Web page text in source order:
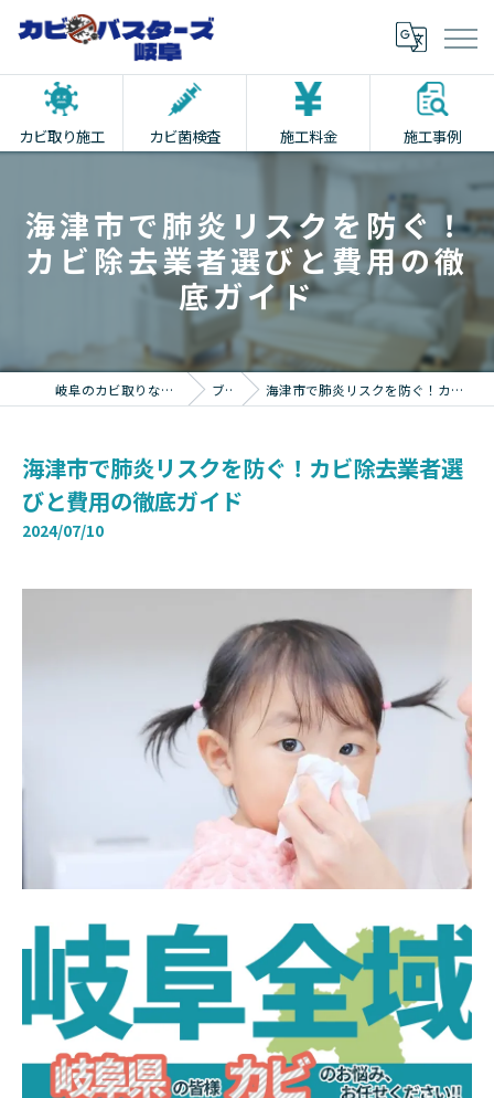
カビ取り施工 カビ菌検査 施工料金 施工事例
海津市で肺炎リスクを防ぐ！
カビ除去業者選びと費用の徹
底ガイド
岐阜のカビ取りならカビバスターズ岐阜 ブログ 海津市で肺炎リスクを防ぐ！カビ除去業者選びと費用の徹底ガイド
海津市で肺炎リスクを防ぐ！カビ除去業者選
びと費用の徹底ガイド
2024/07/10